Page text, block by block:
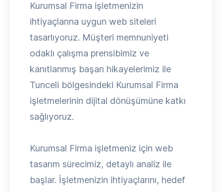
Kurumsal Firma işletmenizin
ihtiyaçlarına uygun web siteleri
tasarlıyoruz. Müşteri memnuniyeti
odaklı çalışma prensibimiz ve
kanıtlanmış başarı hikayelerimiz ile
Tunceli bölgesindeki Kurumsal Firma
işletmelerinin dijital dönüşümüne katkı
sağlıyoruz.
Kurumsal Firma işletmeniz için web
tasarım sürecimiz, detaylı analiz ile
başlar. İşletmenizin ihtiyaçlarını, hedef